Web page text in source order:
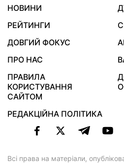
НОВИНИ
РЕЙТИНГИ
ДОВГИЙ ФОКУС
ПРО НАС
ПРАВИЛА
КОРИСТУВАННЯ
САЙТОМ
РЕДАКЦІЙНА ПОЛІТИКА
Всі права на матеріали,